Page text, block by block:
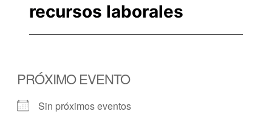
recursos laborales
PRÓXIMO EVENTO
Sin próximos eventos